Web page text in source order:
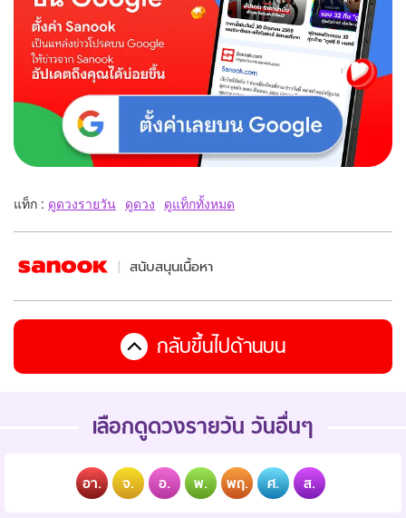
แท็ก : ดูดวงรายวัน ดูดวง ดูแท็กทั้งหมด
สนับสนุนเนื้อหา
กลับขึ้นไปด้านบน
เลือกดูดวงรายวัน วันอื่นๆ
อา. จ. อ. พ. พฤ. ศ. ส.